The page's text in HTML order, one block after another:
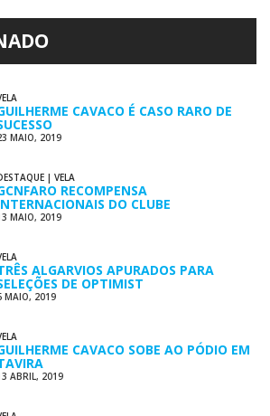
CAVACO É CASO RARO DE
MAIO, 2019
| VELA
RECOMPENSA
DO CLUBE
MAIO, 2019
ALGARVIOS APURADOS PARA
DE OPTIMIST
MAIO, 2019
CAVACO SOBE AO PÓDIO EM
ABRIL, 2019